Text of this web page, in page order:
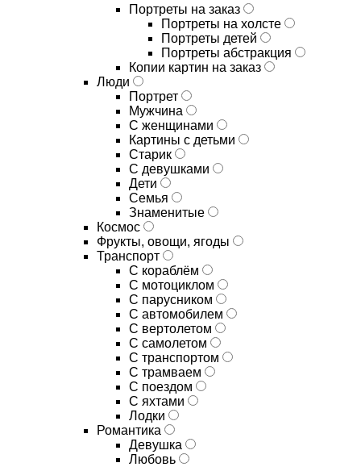
Портреты на заказ
Портреты на холсте
Портреты детей
Портреты абстракция
Копии картин на заказ
Люди
Портрет
Мужчина
С женщинами
Картины с детьми
Старик
С девушками
Дети
Семья
Знаменитые
Космос
Фрукты, овощи, ягоды
Транспорт
С кораблём
С мотоциклом
С парусником
С автомобилем
С вертолетом
С самолетом
С транспортом
С трамваем
С поездом
С яхтами
Лодки
Романтика
Девушка
Любовь